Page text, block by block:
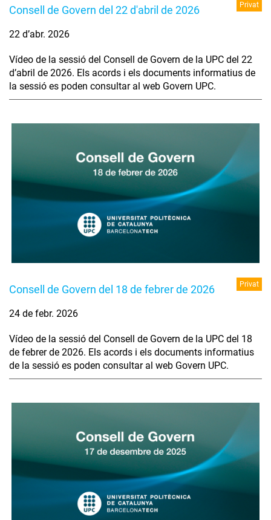
Consell de Govern del 22 d'abril de 2026 Privat
22 d’abr. 2026
Vídeo de la sessió del Consell de Govern de la UPC del 22
d’abril de 2026. Els acords i els documents informatius de
la sessió es poden consultar al web Govern UPC.
Consell de Govern del 18 de febrer de 2026 Privat
24 de febr. 2026
Vídeo de la sessió del Consell de Govern de la UPC del 18
de febrer de 2026. Els acords i els documents informatius
de la sessió es poden consultar al web Govern UPC.